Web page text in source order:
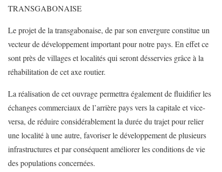
TRANSGABONAISE
Le projet de la transgabonaise, de par son envergure constitue un
vecteur de développement important pour notre pays. En effet ce
sont près de villages et localités qui seront désservies grâce à la
réhabilitation de cet axe routier.
La réalisation de cet ouvrage permettra également de fluidifier les
échanges commerciaux de l’arrière pays vers la capitale et vice-
versa, de réduire considérablement la durée du trajet pour relier
une localité à une autre, favoriser le développement de plusieurs
infrastructures et par conséquent améliorer les conditions de vie
des populations concernées.